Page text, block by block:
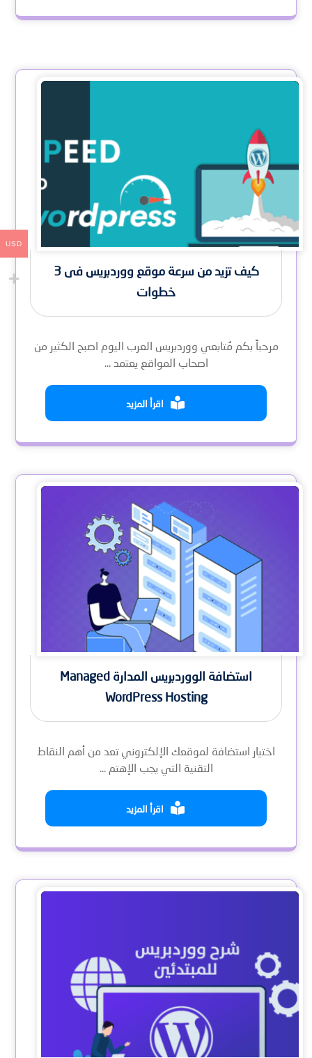
كيف تزيد من سرعة موقع ووردبريس فى 3
خطوات
مرحباً بكم مُتابعي ووردبريس العرب اليوم اصبح الكثير من
اصحاب المواقع يعتمد ...
اقرأ المزيد
استضافة الووردبريس المدارة Managed
WordPress Hosting
اختيار استضافة لموقعك الإلكتروني تعد من أهم النقاط
التقنية التي يجب الإهتم ...
اقرأ المزيد
USD